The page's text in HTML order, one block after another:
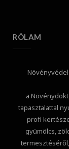
RÓLAM
a
tapasztalattal
profi
gyümölcs,